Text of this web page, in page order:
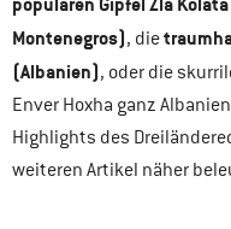
Montenegros), die
(Albanien), oder die
Enver Hoxha ganz
Highlights des
weiteren Artikel näher